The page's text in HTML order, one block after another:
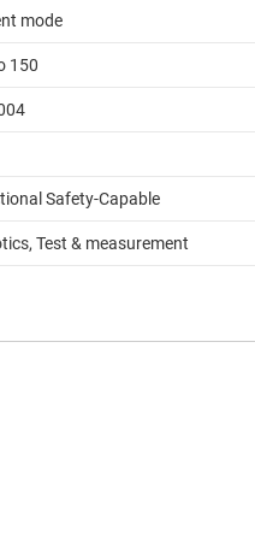
mode
150
Safety-Capable
Test & measurement